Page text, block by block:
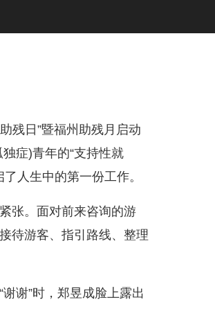
残日”暨福州助残月启动
症)青年的“支持性就
人生中的第一份工作。
张。面对前来咨询的游
待游客、指引路线、整理
谢”时，郑昱成脸上露出